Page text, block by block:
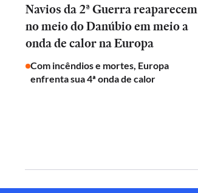
Navios da 2ª Guerra reaparecem
no meio do Danúbio em meio a
onda de calor na Europa
Com incêndios e mortes, Europa
enfrenta sua 4ª onda de calor